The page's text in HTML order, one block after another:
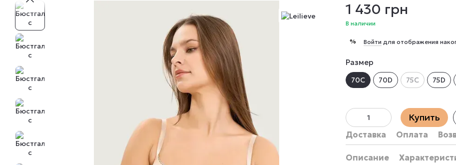
1 430 грн
В наличии
% Войти для отображения
Размер
70C 70D 75C 75D
Купить
Доставка Оплата
Описание